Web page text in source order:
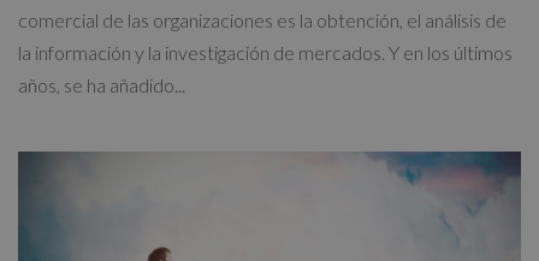
comercial de las organizaciones es la obtención, el análisis de
la información y la investigación de mercados. Y en los últimos
años, se ha añadido...